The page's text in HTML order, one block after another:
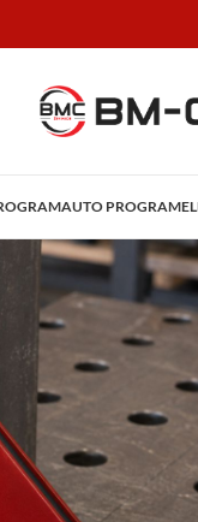
AUTO PROGRAM